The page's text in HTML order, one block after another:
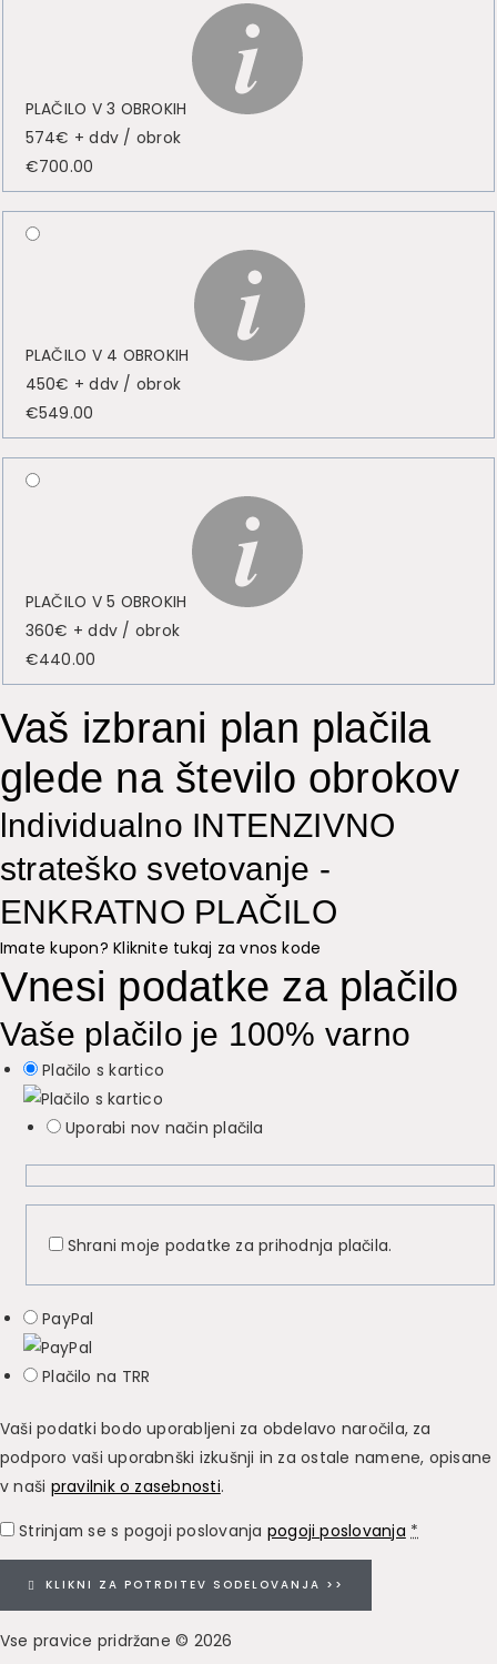
PLAČILO V 3 OBROKIH
574€ + ddv / obrok
€700.00
PLAČILO V 4 OBROKIH
450€ + ddv / obrok
€549.00
PLAČILO V 5 OBROKIH
360€ + ddv / obrok
€440.00
Vaš izbrani plan plačila
glede na število obrokov
lndividualno INTENZIVNO
strateško svetovanje -
ENKRATNO PLAČILO
Imate kupon? Kliknite tukaj za vnos kode
Vnesi podatke za plačilo
Vaše plačilo je 100% varno
Plačilo s kartico
Uporabi nov način plačila
Shrani moje podatke za prihodnja plačila.
PayPal
Plačilo na TRR
Vaši podatki bodo uporabljeni za obdelavo naročila, za
podporo vaši uporabnški izkušnji in za ostale namene, opisane
v naši pravilnik o zasebnosti.
Strinjam se s pogoji poslovanja pogoji poslovanja *
KLIKNI ZA POTRDITEV SODELOVANJA >>
Vse pravice pridržane © 2026